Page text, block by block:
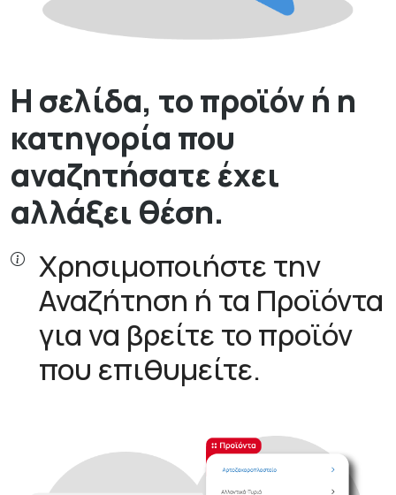
Η σελίδα, το προϊόν ή η
κατηγορία που
αναζητήσατε έχει
αλλάξει θέση.
Χρησιμοποιήστε την
Αναζήτηση ή τα Προϊόντα
για να βρείτε το προϊόν
που επιθυμείτε.